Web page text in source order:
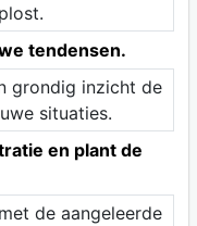
tendensen.
grondig inzicht de
situaties.
en plant de
de aangeleerde